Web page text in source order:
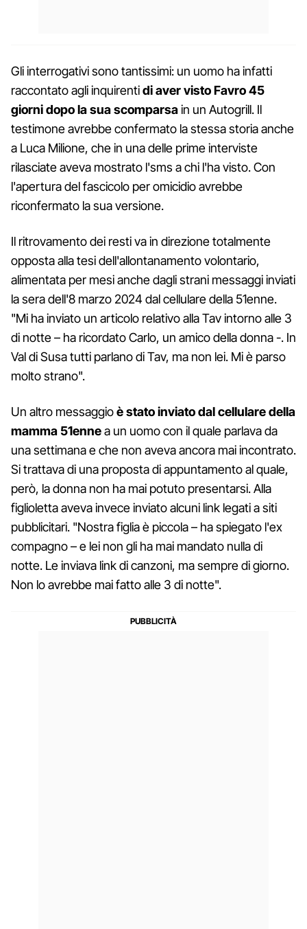
Gli interrogativi sono tantissimi: un uomo ha infatti
raccontato agli inquirentidi aver visto Favro 45
giorni dopo la sua scomparsain un Autogrill. Il
testimone avrebbe confermato la stessa storia anche
a Luca Milione, che in una delle prime interviste
rilasciate aveva mostrato l'sms a chi l'ha visto. Con
l'apertura del fascicolo per omicidio avrebbe
riconfermato la sua versione.
Il ritrovamento dei resti va in direzione totalmente
opposta alla tesi dell'allontanamento volontario,
alimentata per mesi anche dagli strani messaggi inviati
la sera dell'8 marzo 2024 dal cellulare della 51enne.
"Mi ha inviato un articolo relativo alla Tav intorno alle 3
di notte – ha ricordato Carlo, un amico della donna -. In
Val di Susa tutti parlano di Tav, ma non lei. Mi è parso
molto strano".
Un altro messaggioè stato inviato dal cellulare della
mamma 51ennea un uomo con il quale parlava da
una settimana e che non aveva ancora mai incontrato.
Si trattava di una proposta di appuntamento al quale,
però, la donna non ha mai potuto presentarsi. Alla
figlioletta aveva invece inviato alcuni link legati a siti
pubblicitari. "Nostra figlia è piccola – ha spiegato l'ex
compagno – e lei non gli ha mai mandato nulla di
notte. Le inviava link di canzoni, ma sempre di giorno.
Non lo avrebbe mai fatto alle 3 di notte".